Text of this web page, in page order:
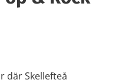
där Skellefteå